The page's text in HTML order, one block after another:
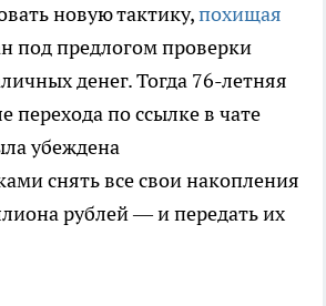
новую тактику,похищая
под предлогом проверки
денег. Тогда 76-летняя
перехода по ссылке в чате
убеждена
снять все свои накопления
рублей — и передать их